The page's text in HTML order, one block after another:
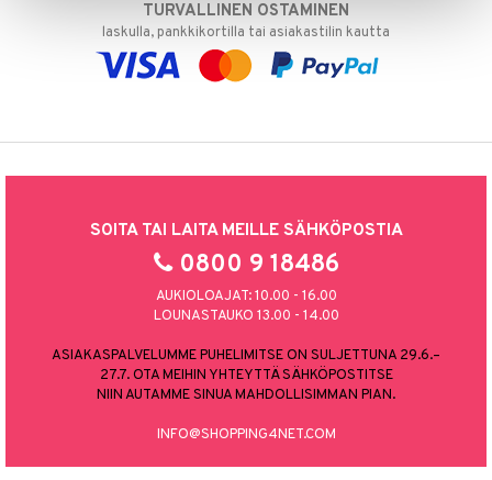
TURVALLINEN OSTAMINEN
laskulla, pankkikortilla tai asiakastilin kautta
SOITA TAI LAITA MEILLE SÄHKÖPOSTIA
0800 9 18486
AUKIOLOAJAT: 10.00 - 16.00
LOUNASTAUKO 13.00 - 14.00
ASIAKASPALVELUMME PUHELIMITSE ON SULJETTUNA 29.6.–
27.7. OTA MEIHIN YHTEYTTÄ SÄHKÖPOSTITSE
NIIN AUTAMME SINUA MAHDOLLISIMMAN PIAN.
INFO@SHOPPING4NET.COM